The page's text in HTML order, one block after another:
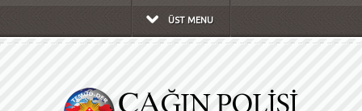
ÜST MENU